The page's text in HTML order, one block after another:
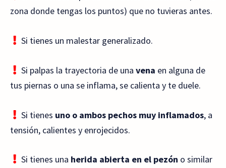
zona donde tengas los puntos) que no tuvieras antes.
Si tienes un malestar generalizado.
Si palpas la trayectoria de una vena en alguna de
tus piernas o una se inflama, se calienta y te duele.
Si tienes uno o ambos pechos muy inflamados, a
tensión, calientes y enrojecidos.
Si tienes una herida abierta en el pezón o similar